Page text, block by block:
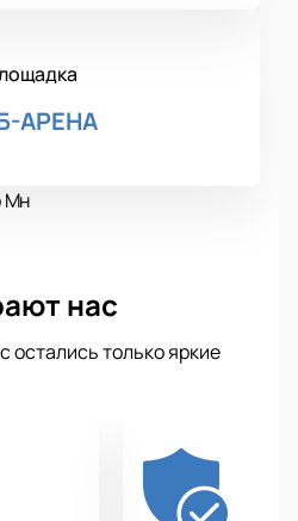
АРЕНА
Мн
нас
остались только яркие